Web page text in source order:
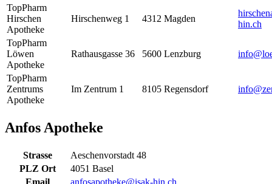
TopPharm
Hirschen
Apotheke
Hirschenweg 1 4312 Magden
hin.ch
TopPharm
Löwen
Apotheke
Rathausgasse 36 5600 Lenzburg
TopPharm
Zentrums
Apotheke
Im Zentrum 1 8105 Regensdorf
Anfos Apotheke
Strasse
Aeschenvorstadt 48
PLZ Ort
4051 Basel
Email
anfosapotheke@isak-hin.ch